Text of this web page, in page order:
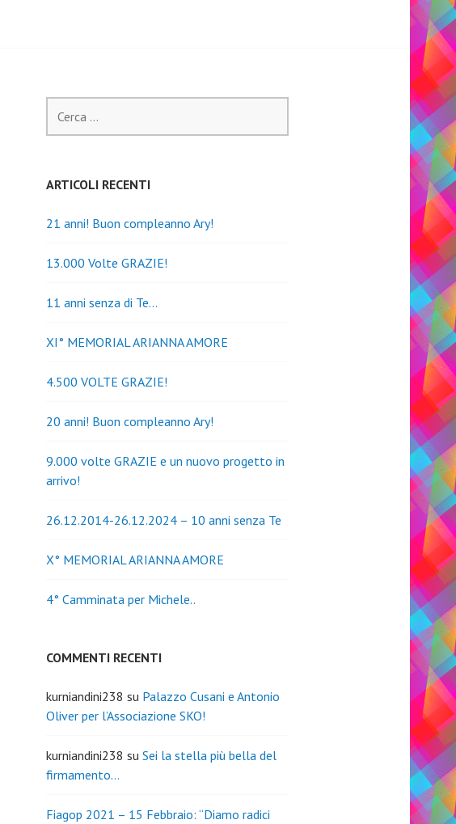
per:
ARTICOLI RECENTI
21 anni! Buon compleanno Ary!
13.000 Volte GRAZIE!
11 anni senza di Te…
XI° MEMORIAL ARIANNA AMORE
4.500 VOLTE GRAZIE!
20 anni! Buon compleanno Ary!
9.000 volte GRAZIE e un nuovo progetto in
arrivo!
26.12.2014-26.12.2024 – 10 anni senza Te
X° MEMORIAL ARIANNA AMORE
4° Camminata per Michele..
COMMENTI RECENTI
kurniandini238 su Palazzo Cusani e Antonio
Oliver per l’Associazione SKO!
kurniandini238 su Sei la stella più bella del
firmamento…
Fiagop 2021 – 15 Febbraio: “Diamo radici